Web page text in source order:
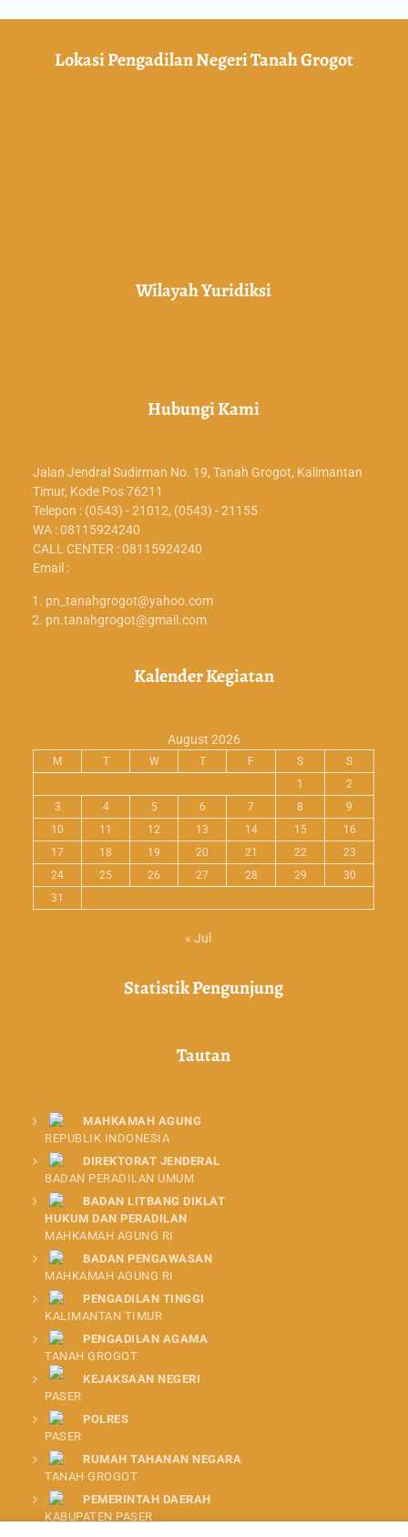
Lokasi Pengadilan Negeri Tanah Grogot
Wilayah Yuridiksi
Hubungi Kami
Jalan Jendral Sudirman No. 19, Tanah Grogot, Kalimantan
Timur, Kode Pos 76211
Telepon : (0543) - 21012, (0543) - 21155
WA : 08115924240
CALL CENTER : 08115924240
Email :
pn_tanahgrogot@yahoo.com
pn.tanahgrogot@gmail.com
Kalender Kegiatan
August 2026
M T W T F S
S
1
2
3
4 5 6 7 8
9
10
11 12 13 14 15
16
17
18 19 20 21 22
23
24
25 26 27 28 29
30
31
« Jul
Statistik Pengunjung
Tautan
MAHKAMAH AGUNG
REPUBLIK INDONESIA
DIREKTORAT JENDERAL
BADAN PERADILAN UMUM
BADAN LITBANG DIKLAT
HUKUM DAN PERADILAN
MAHKAMAH AGUNG RI
BADAN PENGAWASAN
MAHKAMAH AGUNG RI
PENGADILAN TINGGI
KALIMANTAN TIMUR
PENGADILAN AGAMA
TANAH GROGOT
KEJAKSAAN NEGERI
PASER
POLRES
PASER
RUMAH TAHANAN NEGARA
TANAH GROGOT
PEMERINTAH DAERAH
KABUPATEN PASER